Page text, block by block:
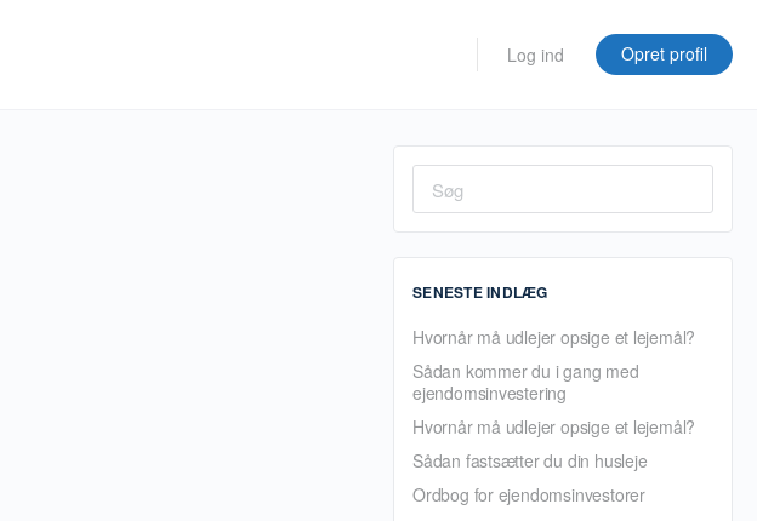
Log ind Opret profil
Søg
efter:
SENESTE INDLÆG
Hvornår må udlejer opsige et lejemål?
Sådan kommer du i gang med
ejendomsinvestering
Hvornår må udlejer opsige et lejemål?
Sådan fastsætter du din husleje
Ordbog for ejendomsinvestorer